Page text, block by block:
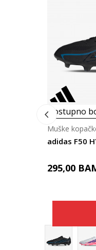
Dostupno
adidas F50
Muške
295,00